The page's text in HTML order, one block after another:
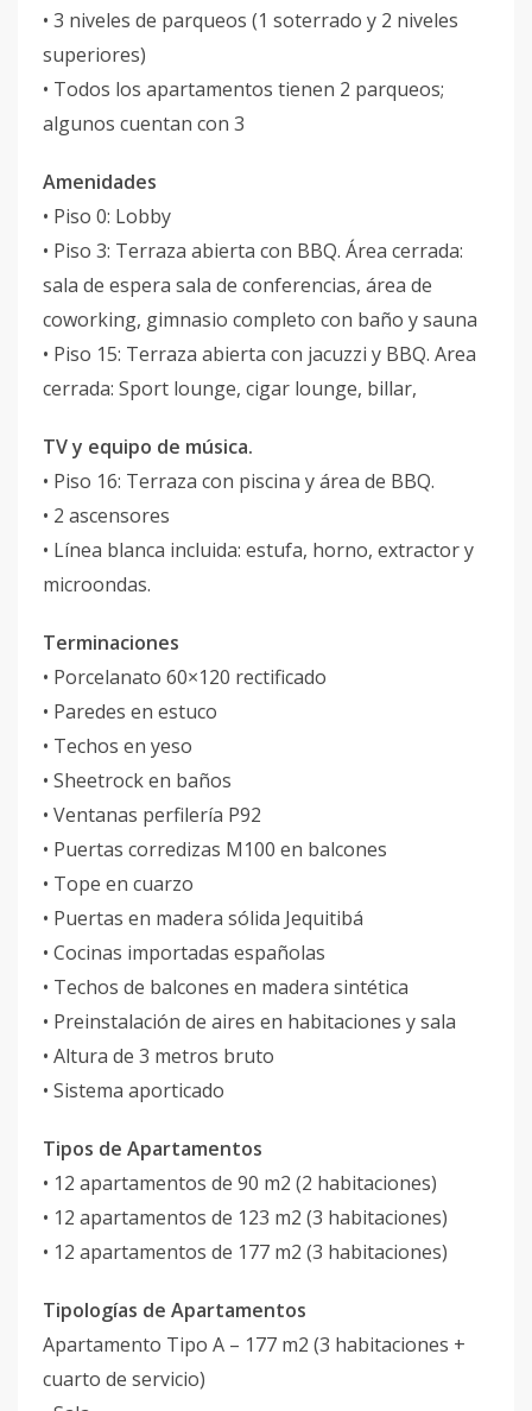
• 3 niveles de parqueos (1 soterrado y 2 niveles
superiores)
• Todos los apartamentos tienen 2 parqueos;
algunos cuentan con 3
Amenidades
• Piso 0: Lobby
• Piso 3: Terraza abierta con BBQ. Área cerrada:
sala de espera sala de conferencias, área de
coworking, gimnasio completo con baño y sauna
• Piso 15: Terraza abierta con jacuzzi y BBQ. Area
cerrada: Sport lounge, cigar lounge, billar,
TV y equipo de música.
• Piso 16: Terraza con piscina y área de BBQ.
• 2 ascensores
• Línea blanca incluida: estufa, horno, extractor y
microondas.
Terminaciones
• Porcelanato 60×120 rectificado
• Paredes en estuco
• Techos en yeso
• Sheetrock en baños
• Ventanas perfilería P92
• Puertas corredizas M100 en balcones
• Tope en cuarzo
• Puertas en madera sólida Jequitibá
• Cocinas importadas españolas
• Techos de balcones en madera sintética
• Preinstalación de aires en habitaciones y sala
• Altura de 3 metros bruto
• Sistema aporticado
Tipos de Apartamentos
• 12 apartamentos de 90 m2 (2 habitaciones)
• 12 apartamentos de 123 m2 (3 habitaciones)
• 12 apartamentos de 177 m2 (3 habitaciones)
Tipologías de Apartamentos
Apartamento Tipo A – 177 m2 (3 habitaciones +
cuarto de servicio)